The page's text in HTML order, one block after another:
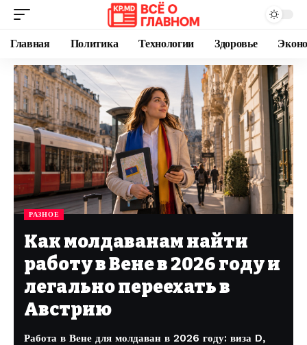
Главная Политика Технологии Здоровье
РАЗНОЕ
Как молдаванам найти
работу в Вене в 2026 году и
легально переехать в
Австрию
Работа в Вене для молдаван в 2026 году: виза D,